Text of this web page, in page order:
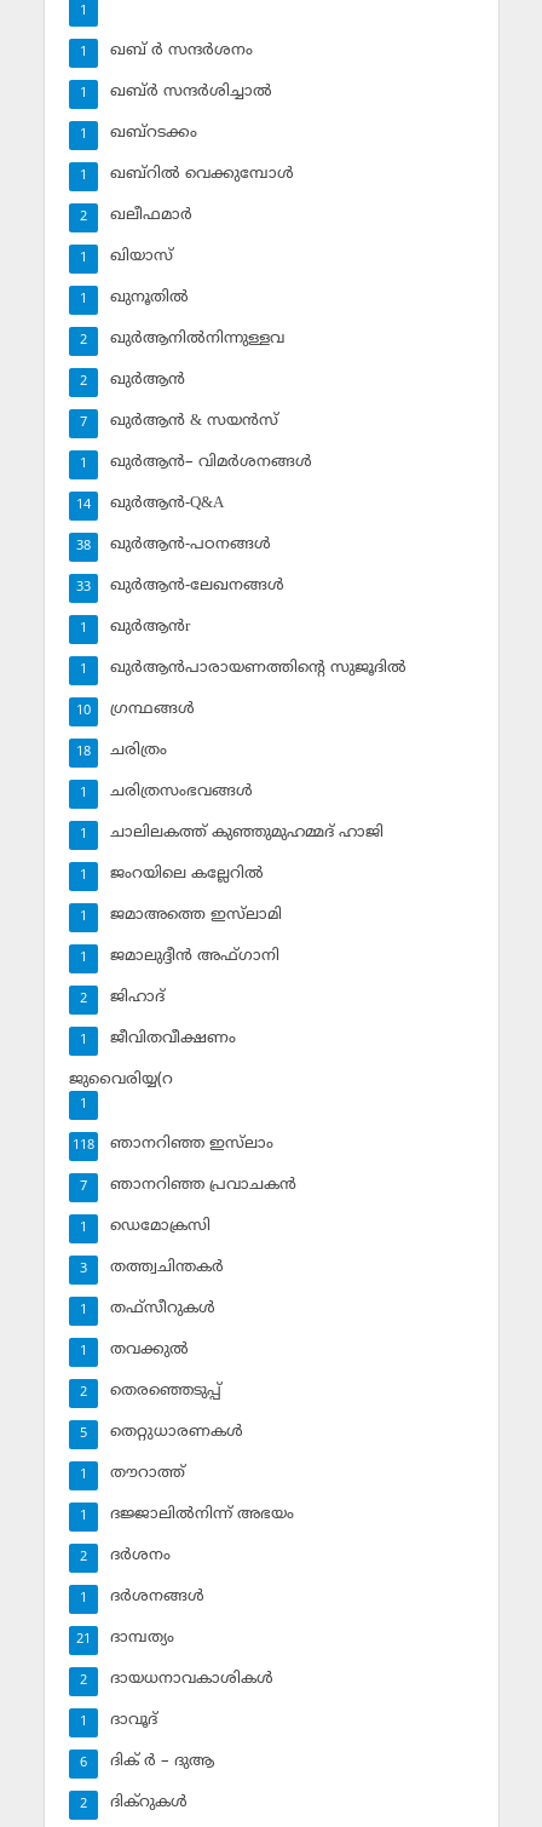
1
ഖബ് ര്‍ സന്ദര്‍ശനം
1
ഖബ്ര്‍ സന്ദര്‍ശിച്ചാല്‍
1
ഖബ്‌റടക്കം
1
ഖബ്‌റില്‍ വെക്കുമ്പോള്‍
1
ഖലീഫമാര്‍
2
ഖിയാസ്
1
ഖുനൂതില്‍
1
ഖുര്‍ആനില്‍നിന്നുള്ളവ
2
ഖുര്‍ആന്‍
2
ഖുര്‍ആന്‍ & സയന്‍സ്‌
7
ഖുര്‍ആന്‍– വിമര്‍ശനങ്ങള്‍
1
ഖുര്‍ആന്‍-Q&A
14
ഖുര്‍ആന്‍-പഠനങ്ങള്‍
38
ഖുര്‍ആന്‍-ലേഖനങ്ങള്‍
33
ഖുര്‍ആന്‍r
1
ഖുര്‍ആന്‍പാരായണത്തിന്റെ സുജൂദില്‍
1
ഗ്രന്ഥങ്ങള്‍
10
ചരിത്രം
18
ചരിത്രസംഭവങ്ങള്‍
1
ചാലിലകത്ത് കുഞ്ഞുമുഹമ്മദ് ഹാജി
1
ജംറയിലെ കല്ലേറില്‍
1
ജമാഅത്തെ ഇസ്‌ലാമി
1
ജമാലുദ്ദീന്‍ അഫ്ഗാനി
1
ജിഹാദ്‌
2
ജീവിതവീക്ഷണം
1
ജുവൈരിയ്യ(റ
1
ഞാനറിഞ്ഞ ഇസ്‌ലാം
118
ഞാനറിഞ്ഞ പ്രവാചകന്‍
7
ഡെമോക്രസി
1
തത്ത്വചിന്തകര്‍
3
തഫ്‌സീറുകള്‍
1
തവക്കുല്‍
1
തെരഞ്ഞെടുപ്പ്
2
തെറ്റുധാരണകള്‍
5
തൗറാത്ത്
1
ദജ്ജാലില്‍നിന്ന് അഭയം
1
ദര്‍ശനം
2
ദര്‍ശനങ്ങള്‍
1
ദാമ്പത്യം
21
ദായധനാവകാശികള്‍
2
ദാവൂദ്‌
1
ദിക് ര്‍ – ദുആ
6
ദിക്‌റുകള്‍
2